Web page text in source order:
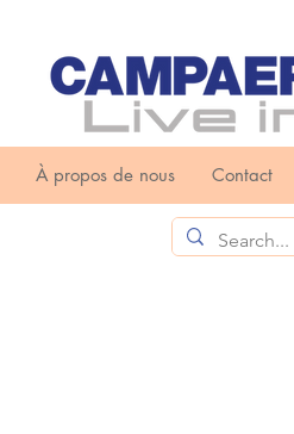
À propos de nous Contact